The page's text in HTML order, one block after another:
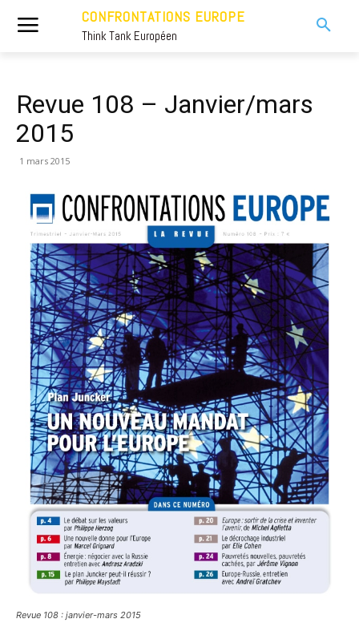
CONFRONTATIONS EUROPE
Think Tank Européen
Revue 108 – Janvier/mars
2015
1 mars 2015
Revue 108 : janvier-mars 2015